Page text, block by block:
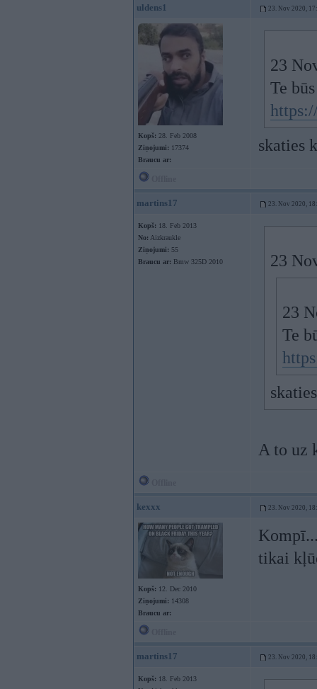
uldens1 23. Nov 2020,
Kopš: 28. Feb 2008
Ziņojumi: 17374
Braucu ar:
23
Te
skaties
martins17 23. Nov 2020,
Kopš: 18. Feb 2013
No: Aizkraukle
Ziņojumi: 55
Braucu ar: Bmw 325D 2010 23
23
Te
A to uz
kexxx 23. Nov 2020,
Kopš: 12. Dec 2010
Ziņojumi: 14308
Braucu ar:
tikai
martins17 23. Nov 2020,
Kopš: 18. Feb 2013